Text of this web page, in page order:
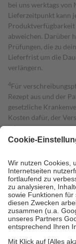
bei uns werktags von
Lieferzeitpunkt kann
Produktverfügbarkeit
abweichen. Darüber
Prüfungen, die zu
Lieferfrist um die
verlängern.
4Für
Rezept aus und der
gesetzliche
Kosten dafür, der
mit.
Grundsätzlich leisten
höchstens zehn Euro.
Kosten der Leistung
Diese Regeln gelten
Bei Heilmitteln und
Zuzahlung zehn
Verordnung.
Um das Engagement
stärken und die